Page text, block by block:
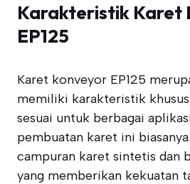
Karakteristik Karet
EP125
Karet konveyor EP125
memiliki karakteristik
sesuai untuk berbagai
pembuatan karet ini
campuran karet sintetis dan
yang memberikan kekuatan